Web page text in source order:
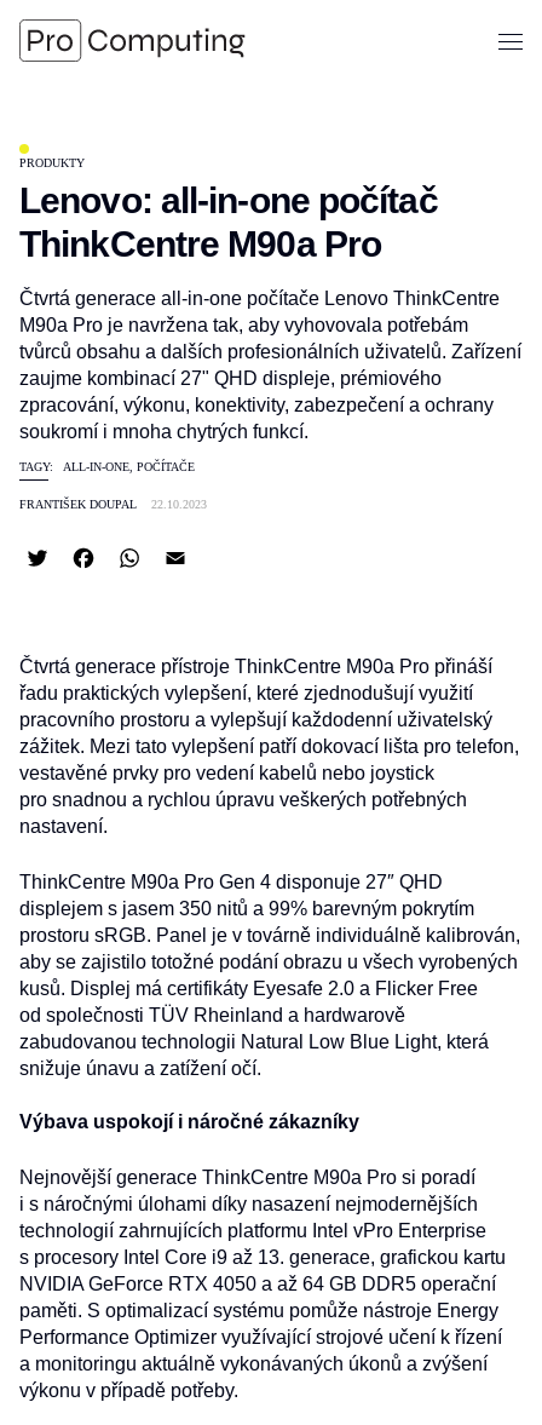
PRODUKTY
Lenovo: all-in-one počítač
ThinkCentre M90a Pro
Čtvrtá generace all-in-one počítače Lenovo ThinkCentre
M90a Pro je navržena tak, aby vyhovovala potřebám
tvůrců obsahu a dalších profesionálních uživatelů. Zařízení
zaujme kombinací 27" QHD displeje, prémiového
zpracování, výkonu, konektivity, zabezpečení a ochrany
soukromí i mnoha chytrých funkcí.
TAGY: ALL-IN-ONE POČÍTAČE
FRANTIŠEK DOUPAL 22.10.2023
Twitter FacebookWhatsApp
Čtvrtá generace přístroje ThinkCentre M90a Pro přináší
řadu praktických vylepšení, které zjednodušují využití
pracovního prostoru a vylepšují každodenní uživatelský
zážitek. Mezi tato vylepšení patří dokovací lišta pro telefon,
vestavěné prvky pro vedení kabelů nebo joystick
pro snadnou a rychlou úpravu veškerých potřebných
nastavení.
ThinkCentre M90a Pro Gen 4 disponuje 27″ QHD
displejem s jasem 350 nitů a 99% barevným pokrytím
prostoru sRGB. Panel je v továrně individuálně kalibrován,
aby se zajistilo totožné podání obrazu u všech vyrobených
kusů. Displej má certifikáty Eyesafe 2.0 a Flicker Free
od společnosti TÜV Rheinland a hardwarově
zabudovanou technologii Natural Low Blue Light, která
snižuje únavu a zatížení očí.
Výbava uspokojí i náročné zákazníky
Nejnovější generace ThinkCentre M90a Pro si poradí
i s náročnými úlohami díky nasazení nejmodernějších
technologií zahrnujících platformu Intel vPro Enterprise
s procesory Intel Core i9 až 13. generace, grafickou kartu
NVIDIA GeForce RTX 4050 a až 64 GB DDR5 operační
paměti. S optimalizací systému pomůže nástroje Energy
Performance Optimizer využívající strojové učení k řízení
a monitoringu aktuálně vykonávaných úkonů a zvýšení
výkonu v případě potřeby.